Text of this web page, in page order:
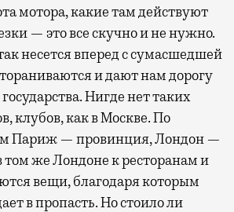
мотора, какие там действуют
— это все скучно и не нужно.
несется вперед с сумасшедшей
и дают нам дорогу
Нигде нет таких
клубов, как в Москве. По
Париж — провинция, Лондон —
том же Лондоне к ресторанам и
вещи, благодаря которым
в пропасть. Но стоило ли